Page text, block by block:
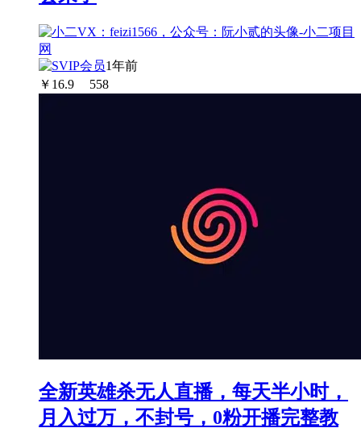
1年前
￥ 16.9 558
全新英雄杀无人直播，每天半小时，
月入过万，不封号，0粉开播完整教